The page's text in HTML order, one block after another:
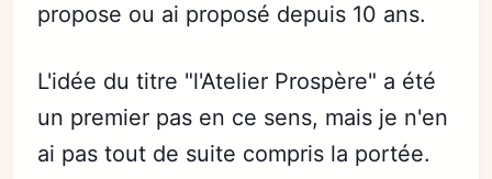
propose ou ai proposé depuis 10 ans.
L'idée du titre "l'Atelier Prospère" a été
un premier pas en ce sens, mais je n'en
ai pas tout de suite compris la portée.